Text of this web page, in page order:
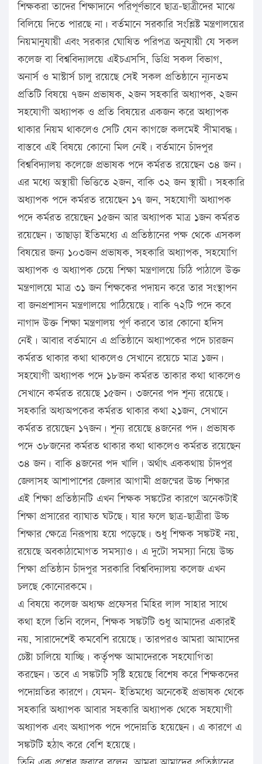
শিক্ষকরা তাদের শিক্ষাদানে পরিপূর্ণভাবে ছাত্র-ছাত্রীদের মাঝে
বিলিয়ে দিতে পারছে না। বর্তমানে সরকারি সংশ্লিষ্ট মন্ত্রণালয়ের
নিয়মানুযায়ী এবং সরকার ঘোষিত পরিপত্র অনুযায়ী যে সকল
কলেজ বা বিশ্ববিদ্যালয়ে এইচএসসি, ডিগ্রি সকল বিভাগ,
অনার্স ও মাস্টার্স চালু রয়েছে সেই সকল প্রতিষ্ঠানে ন্যূনতম
প্রতিটি বিষয়ে ৭জন প্রভাষক, ২জন সহকারি অধ্যাপক, ২জন
সহযোগী অধ্যাপক ও প্রতি বিষয়ের একজন করে অধ্যাপক
থাকার নিয়ম থাকলেও সেটি যেন কাগজে কলমেই সীমাবদ্ধ।
বাস্তবে এই বিষয়ে কোনো মিল নেই। বর্তমানে চাঁদপুর
বিশ্ববিদ্যালয় কলেজে প্রভাষক পদে কর্মরত রয়েছেন ৩৪ জন।
এর মধ্যে অস্থায়ী ভিত্তিতে ২জন, বাকি ৩২ জন স্থায়ী। সহকারি
অধ্যাপক পদে কর্মরত রয়েছেন ১৭ জন, সহযোগী অধ্যাপক
পদে কর্মরত রয়েছেন ১৫জন আর অধ্যাপক মাত্র ১জন কর্মরত
রয়েছেন। তাছাড়া ইতিমধ্যে এ প্রতিষ্ঠানের পক্ষ থেকে এসকল
বিষয়ের জন্য ১০৩জন প্রভাষক, সহকারি অধ্যাপক, সহযোগি
অধ্যাপক ও অধ্যাপক চেয়ে শিক্ষা মন্ত্রণালয়ে চিঠি পাঠালে উক্ত
মন্ত্রণালয়ে মাত্র ৩১ জন শিক্ষকের পদায়ন করে তার সংস্থাপন
বা জনপ্রশাসন মন্ত্রণালয়ে পাঠিয়েছে। বাকি ৭২টি পদে কবে
নাগাদ উক্ত শিক্ষা মন্ত্রণালয় পূর্ণ করবে তার কোনো হদিস
নেই। আবার বর্তমানে এ প্রতিষ্ঠানে অধ্যাপকের পদে চারজন
কর্মরত থাকার কথা থাকলেও সেখানে রয়েচে মাত্র ১জন।
সহযোগী অধ্যাপক পদে ১৮জন কর্মরত তাকার কথা থাকলেও
সেখানে কর্মরত রয়েছে ১৫জন। ৩জনের পদ শূন্য রয়েছে।
সহকারি অধ্যঅপকের কর্মরত থাকার কথা ২১জন, সেখানে
কর্মরত রয়েছেন ১৭জন। শূন্য রয়েছে ৪জনের পদ। প্রভাষক
পদে ৩৮জনের কর্মরত থাকার কথা থাকলেও কর্মরত রয়েছেন
৩৪ জন। বাকি ৪জনের পদ খালি। অর্থাৎ এককথায় চাঁদপুর
জেলাসহ আশাপাশের জেলার আগামী প্রজন্মের উচ্চ শিক্ষার
এই শিক্ষা প্রতিষ্ঠানটি এখন শিক্ষক সঙ্কটের কারণে অনেকটাই
শিক্ষা প্রসারের ব্যাঘাত ঘটছে। যার ফলে ছাত্র-ছাত্রীরা উচ্চ
শিক্ষার ক্ষেত্রে নিরূপায় হয়ে পড়েছে। শুধু শিক্ষক সঙ্কটই নয়,
রয়েছে অবকাঠামোগত সমস্যাও। এ দুটো সমস্যা নিয়ে উচ্চ
শিক্ষা প্রতিষ্ঠান চাঁদপুর সরকারি বিশ্ববিদ্যালয় কলেজ এখন
চলছে কোনোরকমে।
এ বিষয়ে কলেজ অধ্যক্ষ প্রফেসর মিহির লাল সাহার সাথে
কথা হলে তিনি বলেন, শিক্ষক সঙ্কটটি শুধু আমাদের একারই
নয়, সারাদেশেই কমবেশি রয়েছে। তারপরও আমরা আমাদের
চেষ্টা চালিয়ে যাচ্ছি। কর্তৃপক্ষ আমাদেরকে সহযোগিতা
করছেন। তবে এ সঙ্কটটি সৃষ্টি হয়েছে বিশেষ করে শিক্ষকদের
পদোন্নতির কারণে। যেমন- ইতিমধ্যে অনেকেই প্রভাষক থেকে
সহকারি অধ্যাপক আবার সহকারি অধ্যাপক থেকে সহযোগী
অধ্যাপক এবং অধ্যাপক পদে পদোন্নতি হয়েছেন। এ কারণে এ
সঙ্কটটি হঠাৎ করে বেশি হয়েছে।